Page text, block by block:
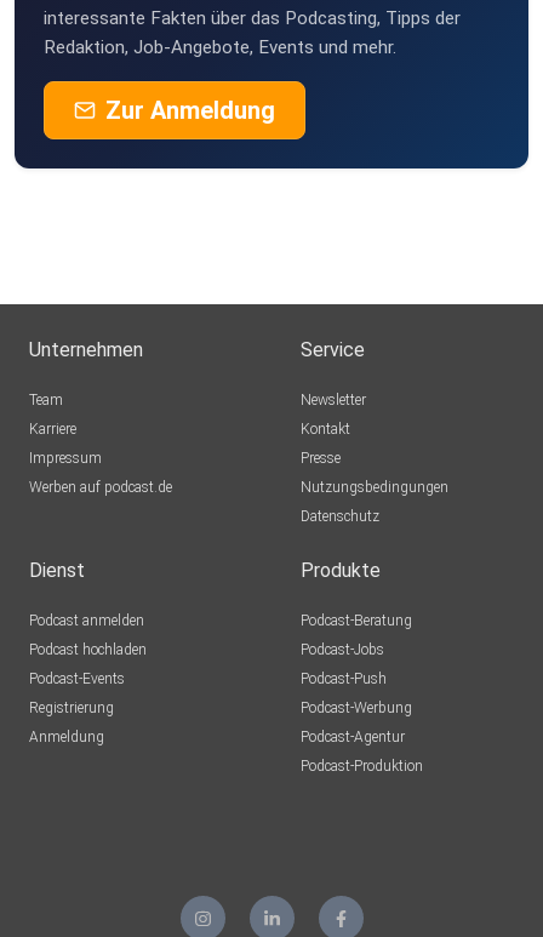
interessante Fakten über das Podcasting, Tipps der
Redaktion, Job-Angebote, Events und mehr.
Zur Anmeldung
Unternehmen
Team
Karriere
Impressum
Werben auf podcast.de
Service
Newsletter
Kontakt
Presse
Nutzungsbedingungen
Datenschutz
Dienst
Podcast anmelden
Podcast hochladen
Podcast-Events
Registrierung
Anmeldung
Produkte
Podcast-Beratung
Podcast-Jobs
Podcast-Push
Podcast-Werbung
Podcast-Agentur
Podcast-Produktion